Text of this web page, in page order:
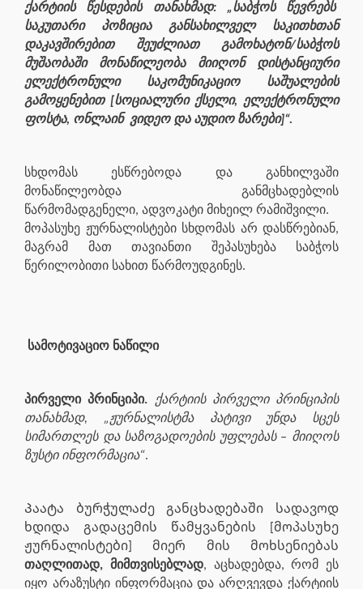
ქარტიის წესდების თანახმად: „საბჭოს წევრებს
საკუთარი პოზიცია განსახილველ საკითხთან
დაკავშირებით შეუძლიათ გამოხატონ/საბჭოს
მუშაობაში მონაწილეობა მიიღონ დისტანციური
ელექტრონული საკომუნიკაციო საშუალების
გამოყენებით [სოციალური ქსელი, ელექტრონული
ფოსტა, ონლაინ ვიდეო და აუდიო ზარები]“.
სხდომას ესწრებოდა და განხილვაში
მონაწილეობდა განმცხადებლის
წარმომადგენელი, ადვოკატი მიხეილ რამიშვილი.
მოპასუხე ჟურნალისტები სხდომას არ დასწრებიან,
მაგრამ მათ თავიანთი შეპასუხება საბჭოს
წერილობითი სახით წარმოუდგინეს.
სამოტივაციო ნაწილი
პირველი პრინციპი.
ქარტიის პირველი პრინციპის
თანახმად, „ჟურნალისტმა პატივი უნდა სცეს
სიმართლეს და საზოგადოების უფლებას – მიიღოს
ზუსტი ინფორმაცია“.
Პაატა ბურჭულაძე განცხადებაში სადავოდ
ხდიდა გადაცემის წამყვანების [მოპასუხე
ჟურნალისტები] მიერ მის მოხსენიებას
თაღლითად, მიმთვისებლად, აცხადებდა, რომ ეს
იყო არაზუსტი ინფორმაცია და არღვევდა ქარტიის